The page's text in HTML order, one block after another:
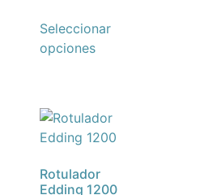
Seleccionar
opciones
Rotulador
Edding 1200